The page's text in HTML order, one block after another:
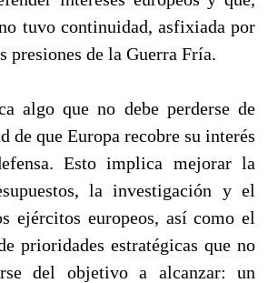
tuvo continuidad, asfixiada por
presiones de la Guerra Fría.
algo que no debe perderse de
de que Europa recobre su interés
Esto implica mejorar la
la investigación y el
ejércitos europeos, así como el
prioridades estratégicas que no
del objetivo a alcanzar: un